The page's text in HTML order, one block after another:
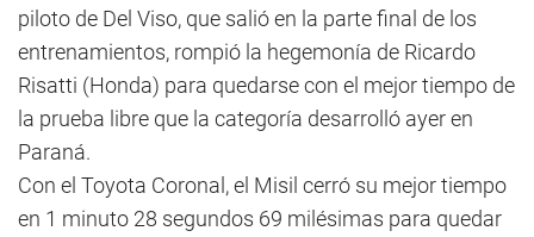
piloto de Del Viso, que salió en la parte final de los
entrenamientos, rompió la hegemonía de Ricardo
Risatti (Honda) para quedarse con el mejor tiempo de
la prueba libre que la categoría desarrolló ayer en
Paraná.
Con el Toyota Coronal, el Misil cerró su mejor tiempo
en 1 minuto 28 segundos 69 milésimas para quedar